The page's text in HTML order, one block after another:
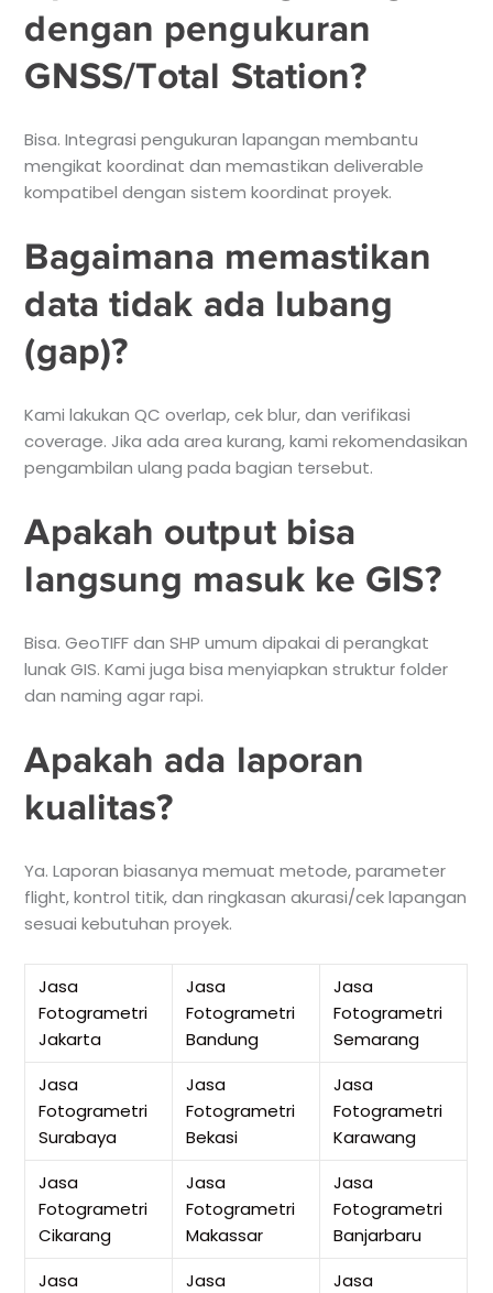
dengan pengukuran
GNSS/Total Station?
Bisa. Integrasi pengukuran lapangan membantu
mengikat koordinat dan memastikan deliverable
kompatibel dengan sistem koordinat proyek.
Bagaimana memastikan
data tidak ada lubang
(gap)?
Kami lakukan QC overlap, cek blur, dan verifikasi
coverage. Jika ada area kurang, kami rekomendasikan
pengambilan ulang pada bagian tersebut.
Apakah output bisa
langsung masuk ke GIS?
Bisa. GeoTIFF dan SHP umum dipakai di perangkat
lunak GIS. Kami juga bisa menyiapkan struktur folder
dan naming agar rapi.
Apakah ada laporan
kualitas?
Ya. Laporan biasanya memuat metode, parameter
flight, kontrol titik, dan ringkasan akurasi/cek lapangan
sesuai kebutuhan proyek.
Jasa
Fotogrametri
Jakarta
Jasa
Fotogrametri
Bandung
Jasa
Fotogrametri
Semarang
Jasa
Fotogrametri
Surabaya
Jasa
Fotogrametri
Bekasi
Jasa
Fotogrametri
Karawang
Jasa
Fotogrametri
Cikarang
Jasa
Fotogrametri
Makassar
Jasa
Fotogrametri
Banjarbaru
Jasa
Jasa
Jasa